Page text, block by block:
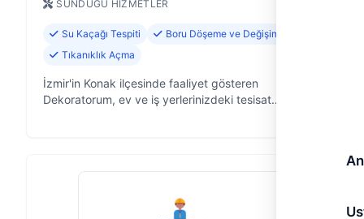
SUNDUĞU HIZMETLER
Su Kaçağı Tespiti
Boru Döşeme ve Değişimi
Tıkanıklık Açma
İzmir'in Konak ilçesinde faaliyet gösteren
Dekoratorum, ev ve iş yerlerinizdeki tesisat